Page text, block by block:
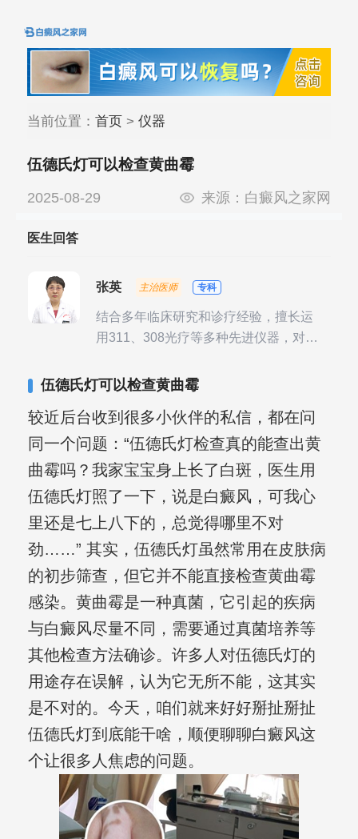
当前位置： 首页> 仪器
伍德氏灯可以检查黄曲霉
2025-08-29 来源： 白癜风之家网
医生回答
张英 主治医师 专科
结合多年临床研究和诊疗经验，擅长运
用311、308光疗等多种先进仪器，对不
其对女性银屑病、顽固性银屑病、全身
验。
伍德氏灯可以检查黄曲霉
较近后台收到很多小伙伴的私信，都在问
同一个问题：“伍德氏灯检查真的能查出黄
曲霉吗？我家宝宝身上长了白斑，医生用
伍德氏灯照了一下，说是白癜风，可我心
里还是七上八下的，总觉得哪里不对
劲……” 其实，伍德氏灯虽然常用在皮肤病
的初步筛查，但它并不能直接检查黄曲霉
感染。黄曲霉是一种真菌，它引起的疾病
与白癜风尽量不同，需要通过真菌培养等
其他检查方法确诊。许多人对伍德氏灯的
用途存在误解，认为它无所不能，这其实
是不对的。今天，咱们就来好好掰扯掰扯
伍德氏灯到底能干啥，顺便聊聊白癜风这
个让很多人焦虑的问题。